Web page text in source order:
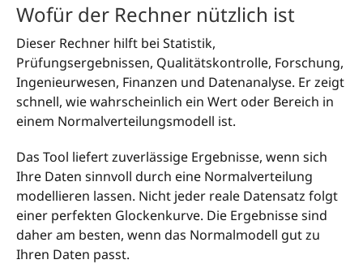
Wofür der Rechner nützlich ist
Dieser Rechner hilft bei Statistik,
Prüfungsergebnissen, Qualitätskontrolle, Forschung,
Ingenieurwesen, Finanzen und Datenanalyse. Er zeigt
schnell, wie wahrscheinlich ein Wert oder Bereich in
einem Normalverteilungsmodell ist.
Das Tool liefert zuverlässige Ergebnisse, wenn sich
Ihre Daten sinnvoll durch eine Normalverteilung
modellieren lassen. Nicht jeder reale Datensatz folgt
einer perfekten Glockenkurve. Die Ergebnisse sind
daher am besten, wenn das Normalmodell gut zu
Ihren Daten passt.